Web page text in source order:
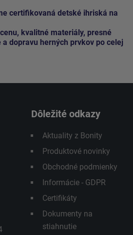
certifikovaná detské ihriská na
kvalitné materiály, presné
dopravu herných prvkov po celej
Dôležité odkazy
Aktuality z Bonity
Produktové novinky
Obchodné podmienky
Informácie - GDPR
Certifikáty
Dokumenty na
stiahnutie